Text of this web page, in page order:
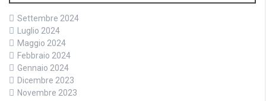
Settembre 2024
Luglio 2024
Maggio 2024
Febbraio 2024
Gennaio 2024
Dicembre 2023
Novembre 2023